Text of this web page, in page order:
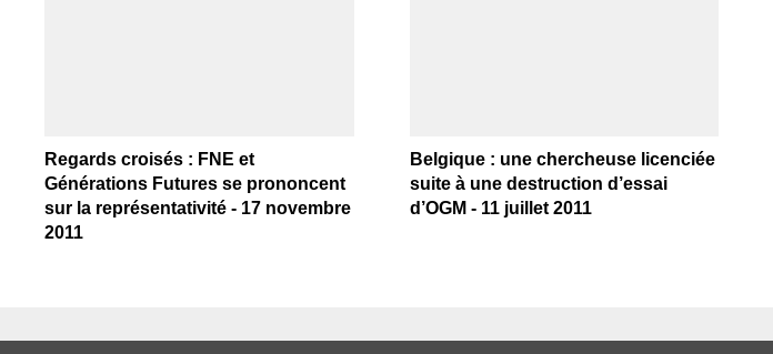
Regards croisés : FNE et
Générations Futures se prononcent
sur la représentativité - 17 novembre
2011
Belgique : une chercheuse licenciée
suite à une destruction d’essai
d’OGM - 11 juillet 2011